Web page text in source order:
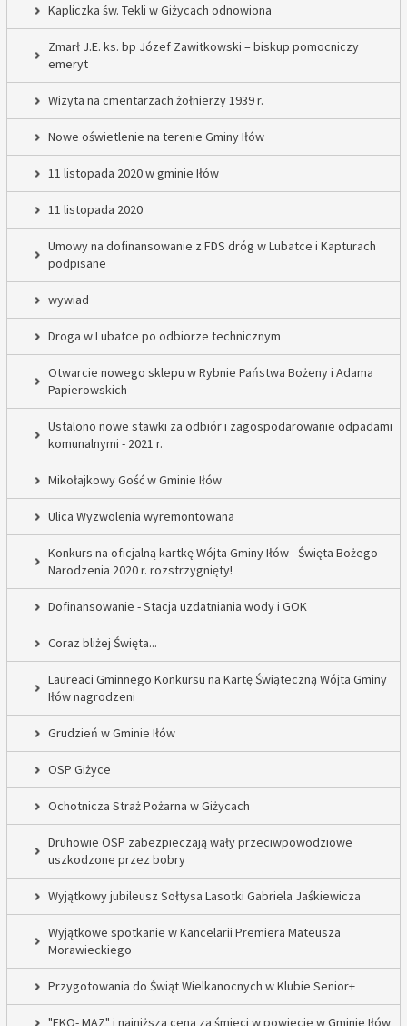
Kapliczka św. Tekli w Giżycach odnowiona
Zmarł J.E. ks. bp Józef Zawitkowski – biskup pomocniczy
emeryt
Wizyta na cmentarzach żołnierzy 1939 r.
Nowe oświetlenie na terenie Gminy Iłów
11 listopada 2020 w gminie Iłów
11 listopada 2020
Umowy na dofinansowanie z FDS dróg w Lubatce i Kapturach
podpisane
wywiad
Droga w Lubatce po odbiorze technicznym
Otwarcie nowego sklepu w Rybnie Państwa Bożeny i Adama
Papierowskich
Ustalono nowe stawki za odbiór i zagospodarowanie odpadami
komunalnymi - 2021 r.
Mikołajkowy Gość w Gminie Iłów
Ulica Wyzwolenia wyremontowana
Konkurs na oficjalną kartkę Wójta Gminy Iłów - Święta Bożego
Narodzenia 2020 r. rozstrzygnięty!
Dofinansowanie - Stacja uzdatniania wody i GOK
Coraz bliżej Święta...
Laureaci Gminnego Konkursu na Kartę Świąteczną Wójta Gminy
Iłów nagrodzeni
Grudzień w Gminie Iłów
OSP Giżyce
Ochotnicza Straż Pożarna w Giżycach
Druhowie OSP zabezpieczają wały przeciwpowodziowe
uszkodzone przez bobry
Wyjątkowy jubileusz Sołtysa Lasotki Gabriela Jaśkiewicza
Wyjątkowe spotkanie w Kancelarii Premiera Mateusza
Morawieckiego
Przygotowania do Świąt Wielkanocnych w Klubie Senior+
"EKO- MAZ" i najniższa cena za śmieci w powiecie w Gminie Iłów